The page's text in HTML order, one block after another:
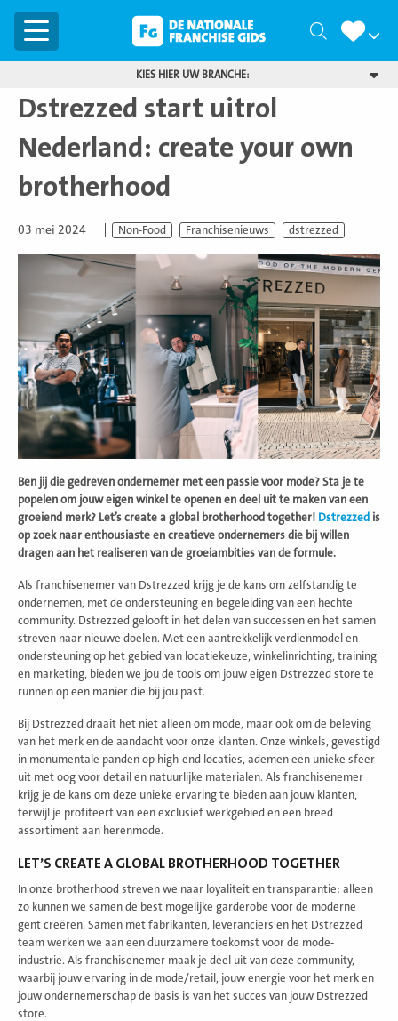
Menu Zoeken
KIES HIER UW BRANCHE:
Dstrezzed start uitrol
Nederland: create your own
brotherhood
03 mei 2024 Non-Food Franchisenieuws dstrezzed
Ben jij die gedreven ondernemer met een passie voor mode? Sta je te
popelen om jouw eigen winkel te openen en deel uit te maken van een
groeiend merk? Let’s create a global brotherhood together! Dstrezzed is
op zoek naar enthousiaste en creatieve ondernemers die bij willen
dragen aan het realiseren van de groeiambities van de formule.
Als franchisenemer van Dstrezzed krijg je de kans om zelfstandig te
ondernemen, met de ondersteuning en begeleiding van een hechte
community. Dstrezzed gelooft in het delen van successen en het samen
streven naar nieuwe doelen. Met een aantrekkelijk verdienmodel en
ondersteuning op het gebied van locatiekeuze, winkelinrichting, training
en marketing, bieden we jou de tools om jouw eigen Dstrezzed store te
runnen op een manier die bij jou past.
Bij Dstrezzed draait het niet alleen om mode, maar ook om de beleving
van het merk en de aandacht voor onze klanten. Onze winkels, gevestigd
in monumentale panden op high-end locaties, ademen een unieke sfeer
uit met oog voor detail en natuurlijke materialen. Als franchisenemer
krijg je de kans om deze unieke ervaring te bieden aan jouw klanten,
terwijl je profiteert van een exclusief werkgebied en een breed
assortiment aan herenmode.
LET’S CREATE A GLOBAL BROTHERHOOD TOGETHER
In onze brotherhood streven we naar loyaliteit en transparantie: alleen
zo kunnen we samen de best mogelijke garderobe voor de moderne
gent creëren. Samen met fabrikanten, leveranciers en het Dstrezzed
team werken we aan een duurzamere toekomst voor de mode-
industrie. Als franchisenemer maak je deel uit van deze community,
waarbij jouw ervaring in de mode/retail, jouw energie voor het merk en
jouw ondernemerschap de basis is van het succes van jouw Dstrezzed
store.